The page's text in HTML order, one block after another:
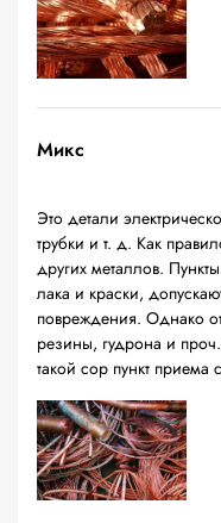
Микс
Это детали
трубки и т. д. Как
других металлов.
лака и краски,
повреждения. Однако
резины, гудрона и
такой сор пункт приема